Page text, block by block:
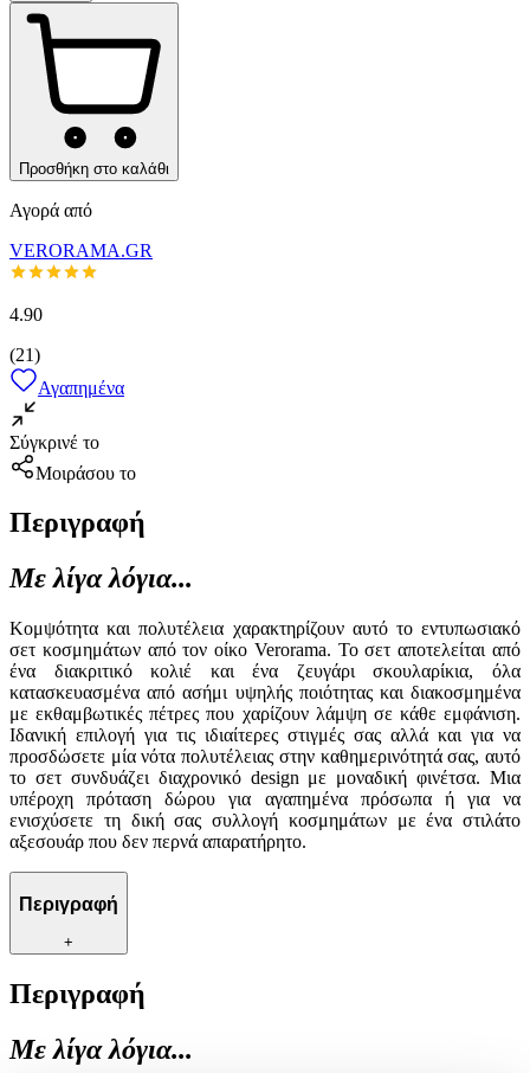
Προσθήκη στο καλάθι
Αγορά από
VERORAMA.GR
4.90
(21)
Αγαπημένα
Σύγκρινέ το
Μοιράσου το
Περιγραφή
Με λίγα λόγια...
Κομψότητα και πολυτέλεια χαρακτηρίζουν αυτό το εντυπωσιακό
σετ κοσμημάτων από τον οίκο Verorama. Το σετ αποτελείται από
ένα διακριτικό κολιέ και ένα ζευγάρι σκουλαρίκια, όλα
κατασκευασμένα από ασήμι υψηλής ποιότητας και διακοσμημένα
με εκθαμβωτικές πέτρες που χαρίζουν λάμψη σε κάθε εμφάνιση.
Ιδανική επιλογή για τις ιδιαίτερες στιγμές σας αλλά και για να
προσδώσετε μία νότα πολυτέλειας στην καθημερινότητά σας, αυτό
το σετ συνδυάζει διαχρονικό design με μοναδική φινέτσα. Μια
υπέροχη πρόταση δώρου για αγαπημένα πρόσωπα ή για να
ενισχύσετε τη δική σας συλλογή κοσμημάτων με ένα στιλάτο
αξεσουάρ που δεν περνά απαρατήρητο.
Περιγραφή
+
Περιγραφή
Με λίγα λόγια...